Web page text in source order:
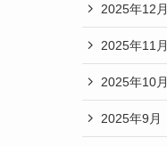
2025年12月
2025年11月
2025年10月
2025年9月